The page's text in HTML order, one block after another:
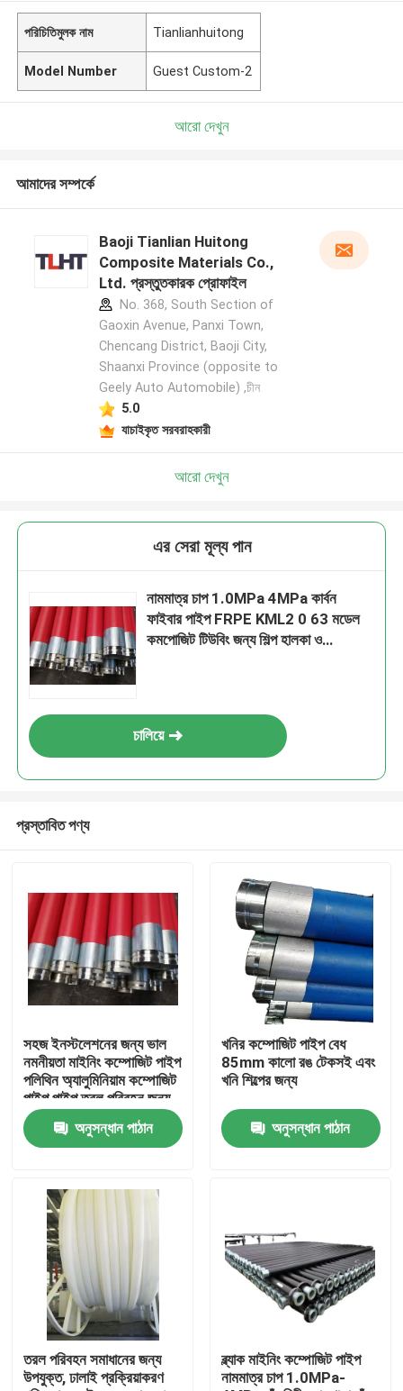
বাড়ি
পণ্য
VR প্রদর্শন
পরিচিতিমুলক নাম Tianlianhuitong
Model Number Guest Custom-2
আরো দেখুন
আমাদের সম্পর্কে
Baoji Tianlian Huitong
Composite Materials Co.,
Ltd. প্রস্তুতকারক প্রোফাইল
No. 368, South Section of
Gaoxin Avenue, Panxi Town,
Chencang District, Baoji City,
Shaanxi Province (opposite to
Geely Auto Automobile) ,চীন
5.0
যাচাইকৃত সরবরাহকারী
আরো দেখুন
এর সেরা মূল্য পান
নামমাত্র চাপ 1.0MPa 4MPa কার্বন
ফাইবার পাইপ FRPE KML2 0 63 মডেল
কমপোজিট টিউবিং জন্য শিল্প হালকা ও
চালিয়ে
প্রস্তাবিত পণ্য
সহজ ইনস্টলেশনের জন্য ভাল
নমনীয়তা মাইনিং কম্পোজিট পাইপ
পলিথিন অ্যালুমিনিয়াম কম্পোজিট
পাইপ পাইপ তরল পরিবহন জন্য
অনুসন্ধান পাঠান
খনির কম্পোজিট পাইপ বেধ
85mm কালো রঙ টেকসই এবং
খনি শিল্পের জন্য
অনুসন্ধান পাঠান
তরল পরিবহন সমাধানের জন্য
উপযুক্ত, ঢালাই প্রক্রিয়াকরণ
ব্ল্যাক মাইনিং কম্পোজিট পাইপ
নামমাত্র চাপ 1.0MPa-